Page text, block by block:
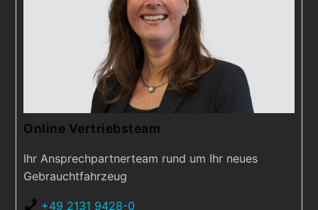
Online Vertriebsteam
Ihr Ansprechpartnerteam rund um Ihr neues
Gebrauchtfahrzeug
+49 2131 9428-0